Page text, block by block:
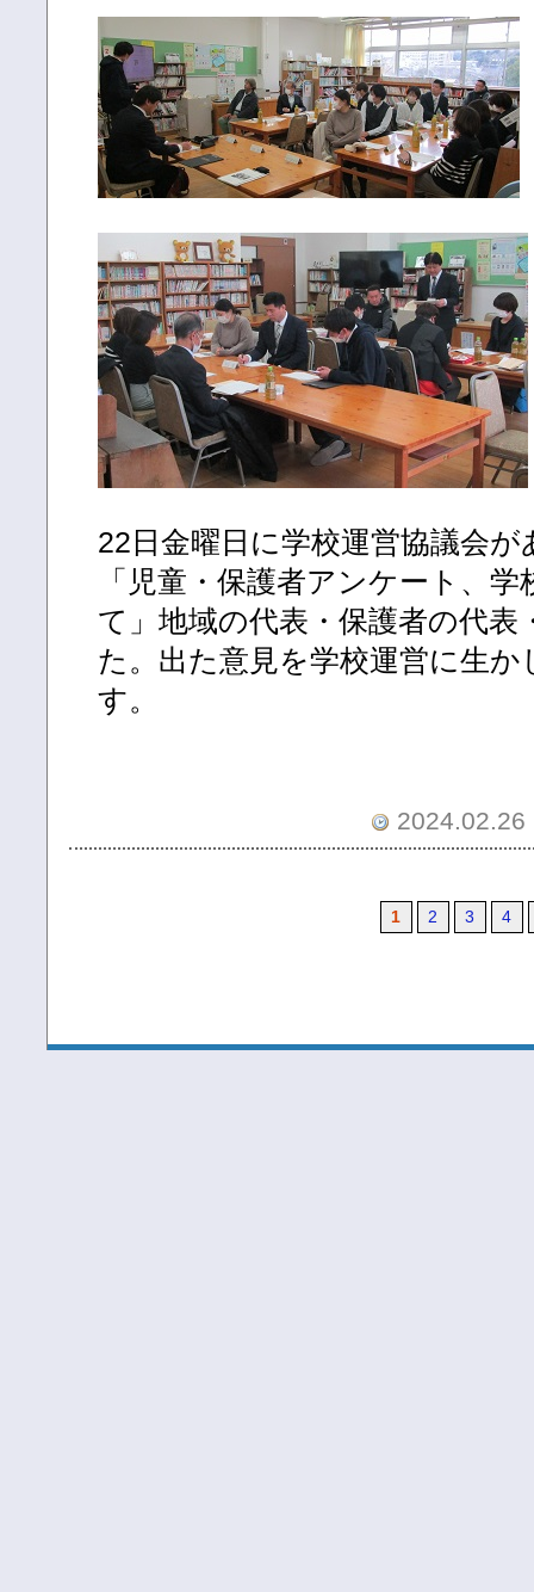
22日金曜日に学校運営協議会
「児童・保護者アンケート、
て」地域の代表・保護者の代
た。出た意見を学校運営に生
す。
1 2 3 4